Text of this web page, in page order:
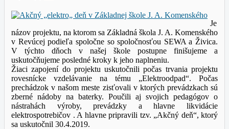
Je
názov projektu, na ktorom sa Základná škola J. A. Komenského
v Revúcej podieľa spoločne so spoločnosťou SEWA a Živica.
V týchto dňoch v našej škole postupne finišujeme a
uskutočňujeme posledné kroky k jeho naplneniu.
Žiaci zapojení do projektu uskutočnili počas trvania projektu
rovesnícke vzdelávanie na tému „Elektroodpad“. Počas
prechádzok v našom meste zisťovali v ktorých prevádzkach sú
zberné nádoby na baterky. Poučili aj svojich pedagógov o
nástrahách výroby, prevádzky a hlavne likvidácie
elektrospotrebičov . A hlavne pripravili tzv. „Akčný deň“, ktorý
sa uskutočnil 30.4.2019.